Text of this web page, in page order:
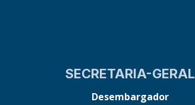
SECRETARIA-GERAL
Desembargador